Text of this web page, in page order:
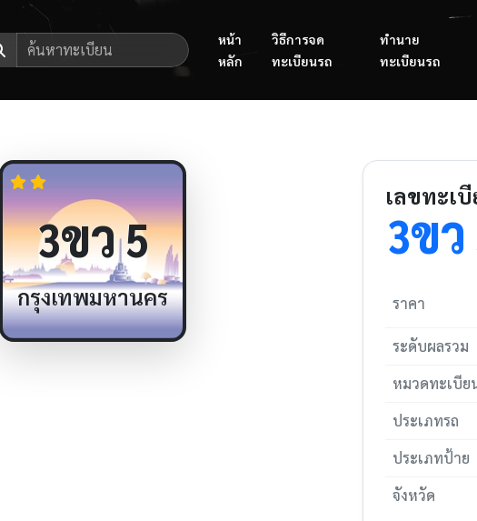
หน้า
หลัก
วิธีการจด
ทะเบียนรถ
ทำนาย
ทะเบียนรถ
3ขว5
กรุงเทพมหานคร
เลขทะเ
3ขว
ราคา
ระดับผลรวม
หมวดทะเบีย
ประเภทรถ
ประเภทป้าย
จังหวัด